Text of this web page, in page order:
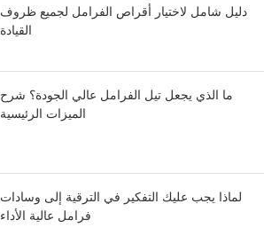
دليل شامل لاختيار أقراص الفرامل لجميع ظروف
القيادة
ما الذي يجعل تيل الفرامل عالي الجودة؟ شرح
الميزات الرئيسية
لماذا يجب عليك التفكير في الترقية إلى وسادات
فرامل عالية الأداء